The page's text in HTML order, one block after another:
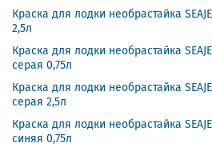
Краска для лодки необрастайка
2,5л
Краска для лодки необрастайка
серая 0,75л
Краска для лодки необрастайка
серая 2,5л
Краска для лодки необрастайка
синяя 0,75л